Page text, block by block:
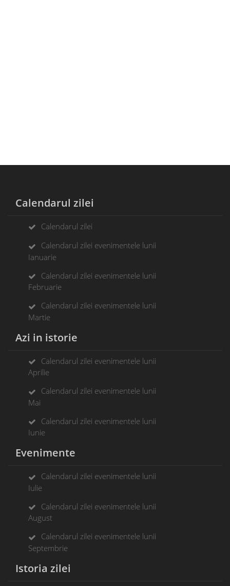
Calendarul zilei
Calendarul zilei
Calendarul zilei evenimentele lunii
Ianuarie
Calendarul zilei evenimentele lunii
Februarie
Calendarul zilei evenimentele lunii
Martie
Azi in istorie
Calendarul zilei evenimentele lunii
Aprilie
Calendarul zilei evenimentele lunii
Mai
Calendarul zilei evenimentele lunii
Iunie
Evenimente
Calendarul zilei evenimentele lunii
Iulie
Calendarul zilei evenimentele lunii
August
Calendarul zilei evenimentele lunii
Septembrie
Istoria zilei